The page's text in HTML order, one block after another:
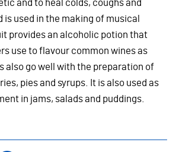
and to heal colds, coughs and
is used in the making of musical
provides an alcoholic potion that
use to flavour common wines as
also go well with the preparation of
pies and syrups. It is also used as
in jams, salads and puddings.